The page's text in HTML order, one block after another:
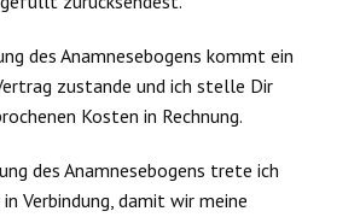
des Anamnesebogens kommt ein
zustande und ich stelle Dir
Kosten in Rechnung.
des Anamnesebogens trete ich
Verbindung, damit wir meine